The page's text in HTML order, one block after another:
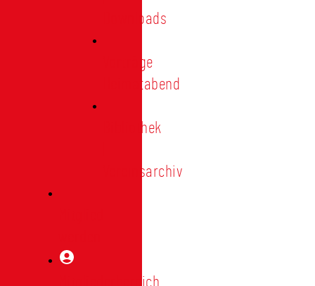
Downloads
Vorträge
Heimatabend
Bibliothek
Vereinsarchiv
Mitgliederbereich